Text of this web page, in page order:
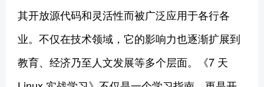
其开放源代码和灵活性而被广泛应用于各行各
业。不仅在技术领域，它的影响力也逐渐扩展到
教育、经济乃至人文发展等多个层面。《7 天